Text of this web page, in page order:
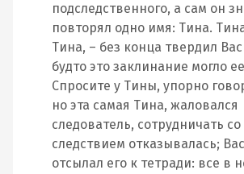
подследственного, а сам он
повторял одно имя: Тина.
Тина, – без конца твердил
будто это заклинание могло
Спросите у Тины, упорно
но эта самая Тина, жаловался
следователь, сотрудничать со
следствием отказывалась;
отсылал его к тетради: все в